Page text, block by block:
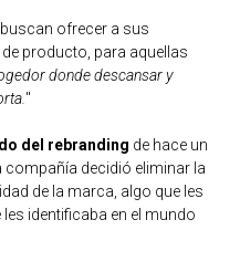
ofrecer a sus
producto, para aquellas
donde descansar y
"
del rebranding de hace un
compañía decidió eliminar la
de la marca, algo que les
identificaba en el mundo